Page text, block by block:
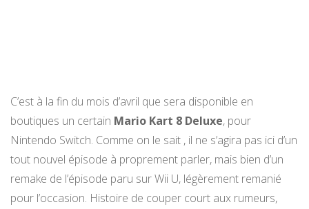
C’est à la fin du mois d’avril que sera disponible en
boutiques un certain Mario Kart 8 Deluxe, pour
Nintendo Switch. Comme on le sait , il ne s’agira pas ici d’un
tout nouvel épisode à proprement parler, mais bien d’un
remake de l’épisode paru sur Wii U, légèrement remanié
pour l’occasion. Histoire de couper court aux rumeurs,